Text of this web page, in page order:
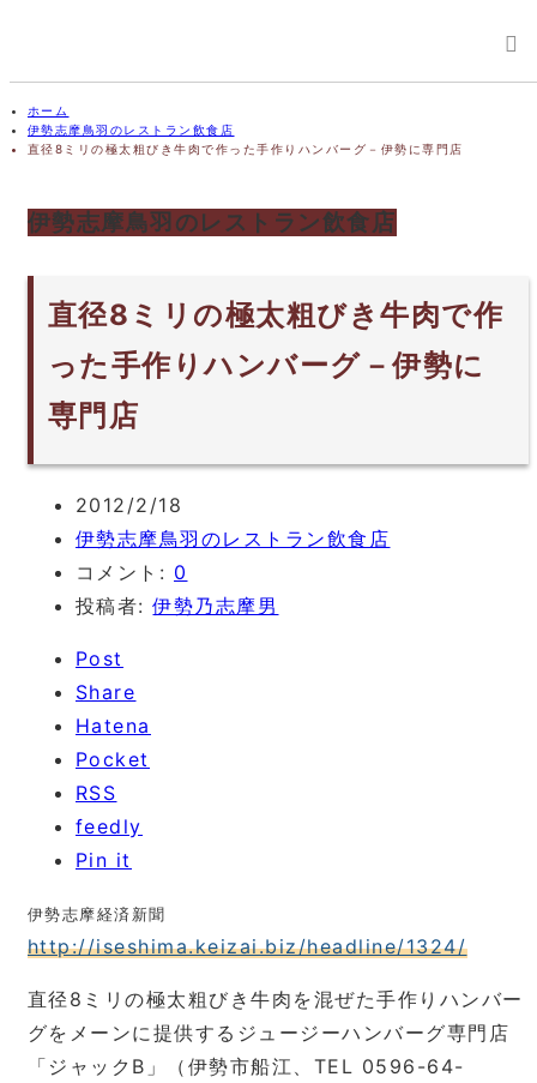
ホーム
伊勢志摩鳥羽のレストラン飲食店
直径8ミリの極太粗びき牛肉で作った手作りハンバーグ－伊勢に専門店
伊勢志摩鳥羽のレストラン飲食店
直径8ミリの極太粗びき牛肉で作
った手作りハンバーグ－伊勢に
専門店
2012/2/18
伊勢志摩鳥羽のレストラン飲食店
コメント: 0
投稿者:伊勢乃志摩男
Post
Share
Hatena
Pocket
RSS
feedly
Pin it
伊勢志摩経済新聞
http://iseshima.keizai.biz/headline/1324/
直径8ミリの極太粗びき牛肉を混ぜた手作りハンバー
グをメーンに提供するジュージーハンバーグ専門店
「ジャックB」（伊勢市船江、TEL 0596-64-